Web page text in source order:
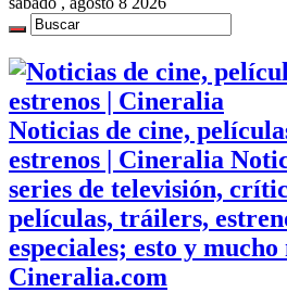
Noticias de cine,
estrenos | Cineralia
series de televisión,
películas, tráilers,
especiales; esto y mucho
Cineralia.com